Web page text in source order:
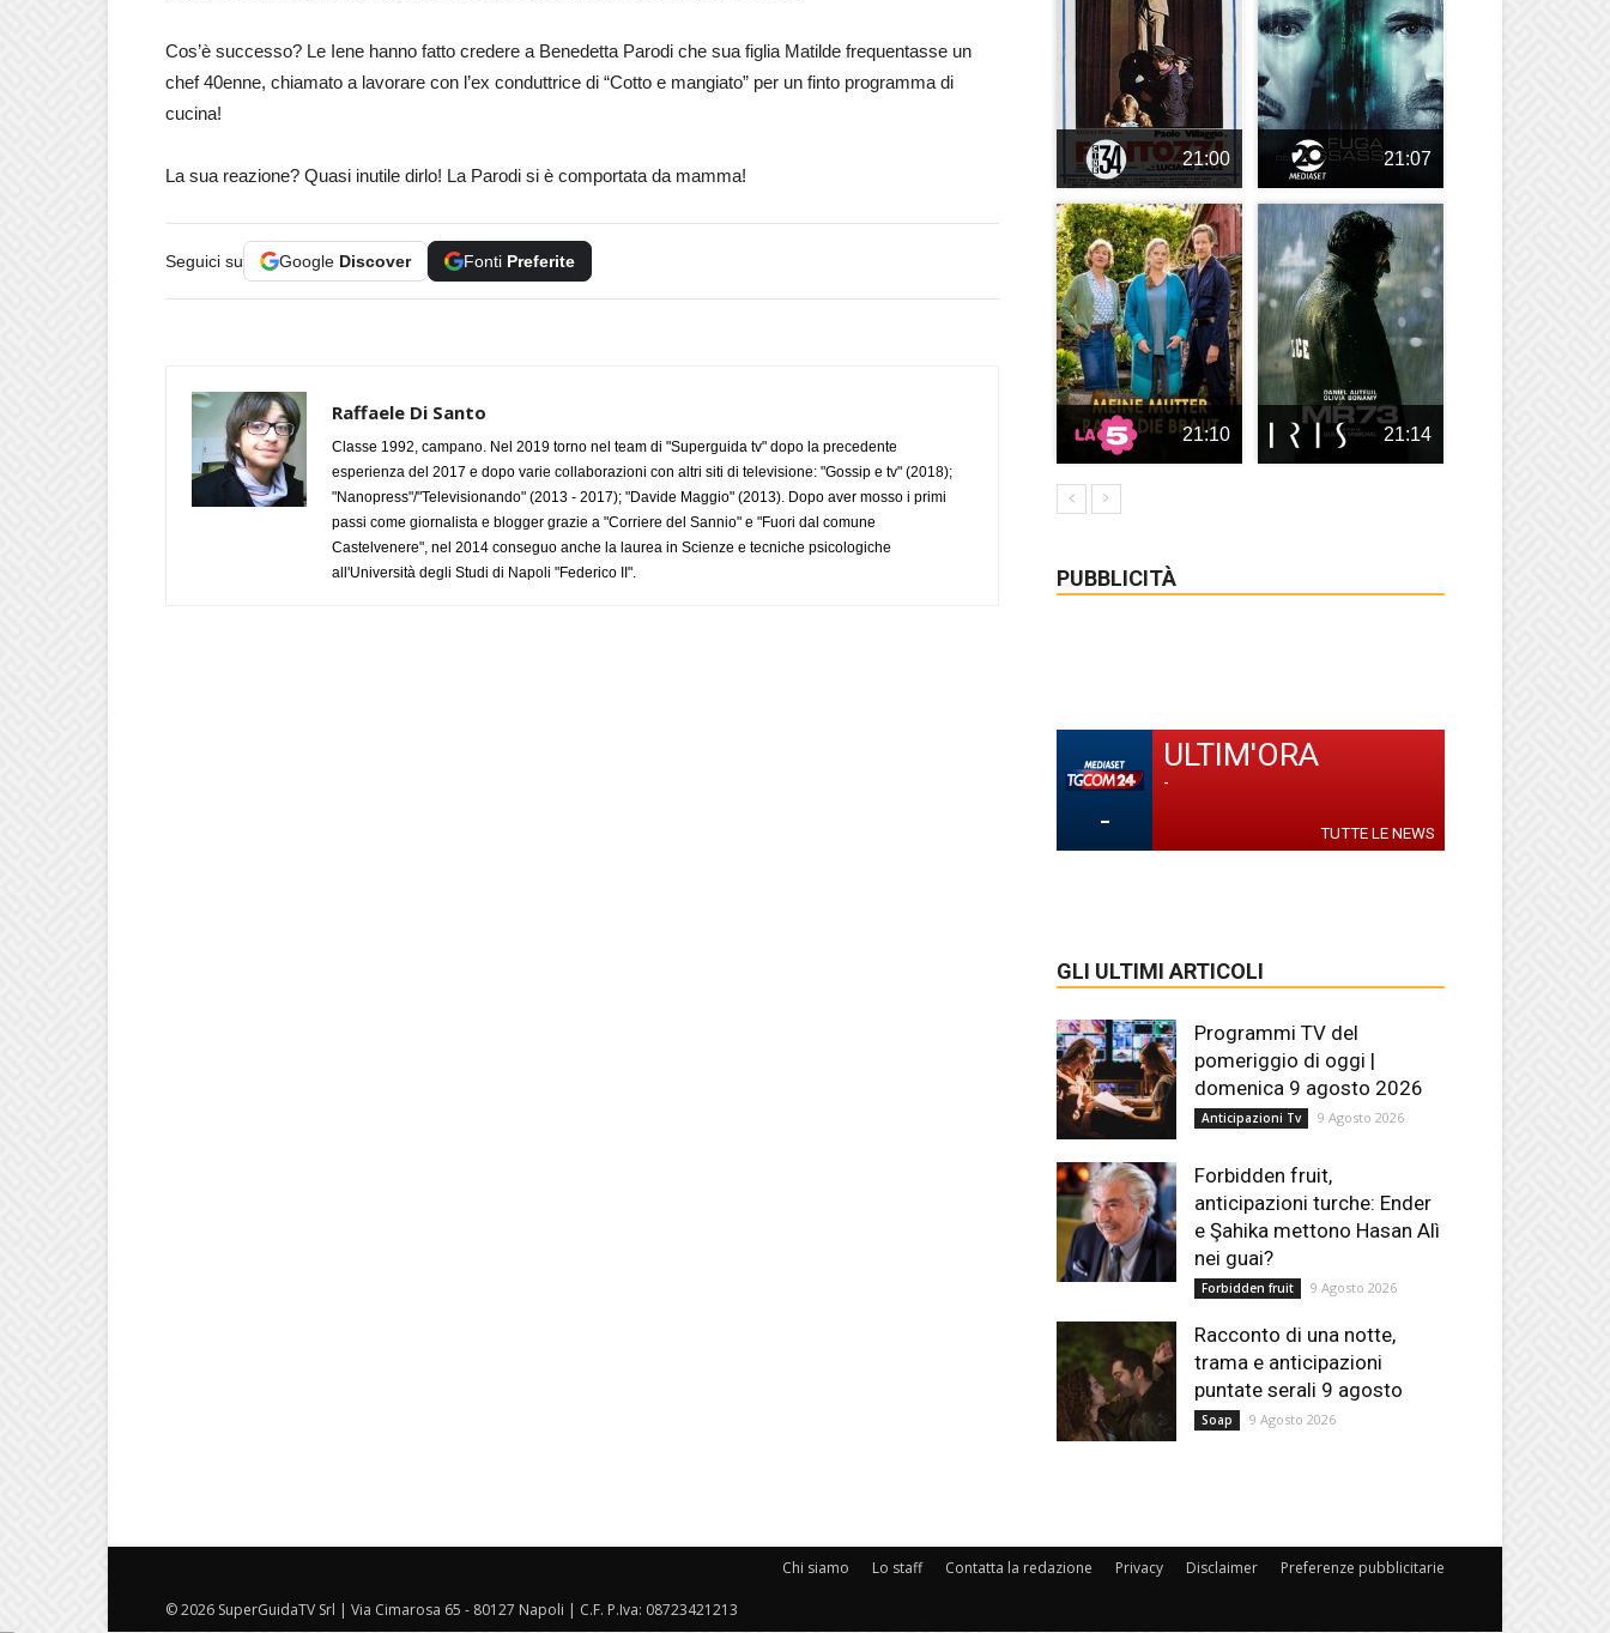
Cos’è successo? Le Iene hanno fatto credere a Benedetta Parodi che sua figlia Matilde frequentasse un
chef 40enne, chiamato a lavorare con l’ex conduttrice di “Cotto e mangiato” per un finto programma di
cucina!
La sua reazione? Quasi inutile dirlo! La Parodi si è comportata da mamma!
Seguici su Google Discover Fonti Preferite
Raffaele Di Santo
Classe 1992, campano. Nel 2019 torno nel team di "Superguida tv" dopo la precedente
esperienza del 2017 e dopo varie collaborazioni con altri siti di televisione: "Gossip e tv" (2018);
"Nanopress"/"Televisionando" (2013 - 2017); "Davide Maggio" (2013). Dopo aver mosso i primi
passi come giornalista e blogger grazie a "Corriere del Sannio" e "Fuori dal comune
Castelvenere", nel 2014 conseguo anche la laurea in Scienze e tecniche psicologiche
all'Università degli Studi di Napoli "Federico II".
21:00 21:07
21:10 21:14
PUBBLICITÀ
-
ULTIM'ORA
-
TUTTE LE NEWS
GLI ULTIMI ARTICOLI
Programmi TV del
pomeriggio di oggi |
domenica 9 agosto 2026
Anticipazioni Tv 9 Agosto 2026
Forbidden fruit,
anticipazioni turche: Ender
e Şahika mettono Hasan Alì
nei guai?
Forbidden fruit 9 Agosto 2026
Racconto di una notte,
trama e anticipazioni
puntate serali 9 agosto
Soap 9 Agosto 2026
Chi siamo Lo staff Contatta la redazione Privacy Disclaimer Preferenze pubblicitarie
© 2026 SuperGuidaTV Srl | Via Cimarosa 65 - 80127 Napoli | C.F. P.Iva: 08723421213